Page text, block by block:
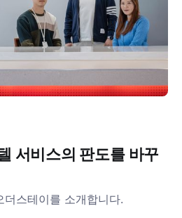
서비스의 판도를 바꾸
스테이를 소개합니다.